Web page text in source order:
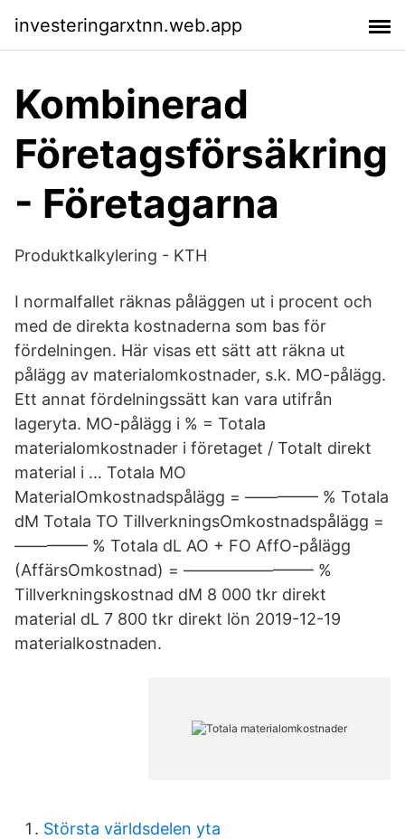
investeringarxtnn.web.app
Kombinerad
Företagsförsäkring
- Företagarna
Produktkalkylering - KTH
I normalfallet räknas påläggen ut i procent och
med de direkta kostnaderna som bas för
fördelningen. Här visas ett sätt att räkna ut
pålägg av materialomkostnader, s.k. MO-pålägg.
Ett annat fördelningssätt kan vara utifrån
lageryta. MO-pålägg i % = Totala
materialomkostnader i företaget / Totalt direkt
material i … Totala MO
MaterialOmkostnadspålägg = ––––––––– % Totala
dM Totala TO TillverkningsOmkostnadspålägg =
––––––––– % Totala dL AO + FO AffO-pålägg
(AffärsOmkostnad) = –––––––––––––––– %
Tillverkningskostnad dM 8 000 tkr direkt
material dL 7 800 tkr direkt lön 2019-12-19
materialkostnaden.
Största världsdelen yta